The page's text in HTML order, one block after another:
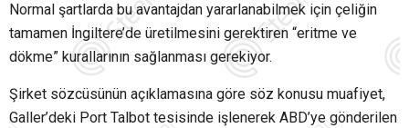
Normal şartlarda bu avantajdan yararlanabilmek için çeliğin
tamamen İngiltere’de üretilmesini gerektiren “eritme ve
dökme” kurallarının sağlanması gerekiyor.
Şirket sözcüsünün açıklamasına göre söz konusu muafiyet,
Galler’deki Port Talbot tesisinde işlenerek ABD’ye gönderilen